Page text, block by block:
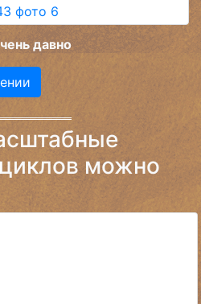
давно
можно